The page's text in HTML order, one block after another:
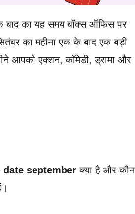
बाद का यह समय बॉक्स ऑफिस पर
का महीना एक के बाद एक बड़ी
आपको एक्शन, कॉमेडी, ड्रामा और
date september क्या है और कौन